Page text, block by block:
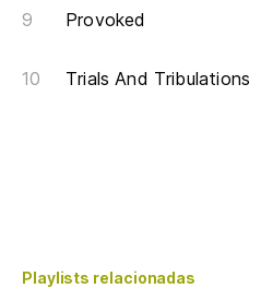
Provoked
Trials And Tribulations
Playlists relacionadas